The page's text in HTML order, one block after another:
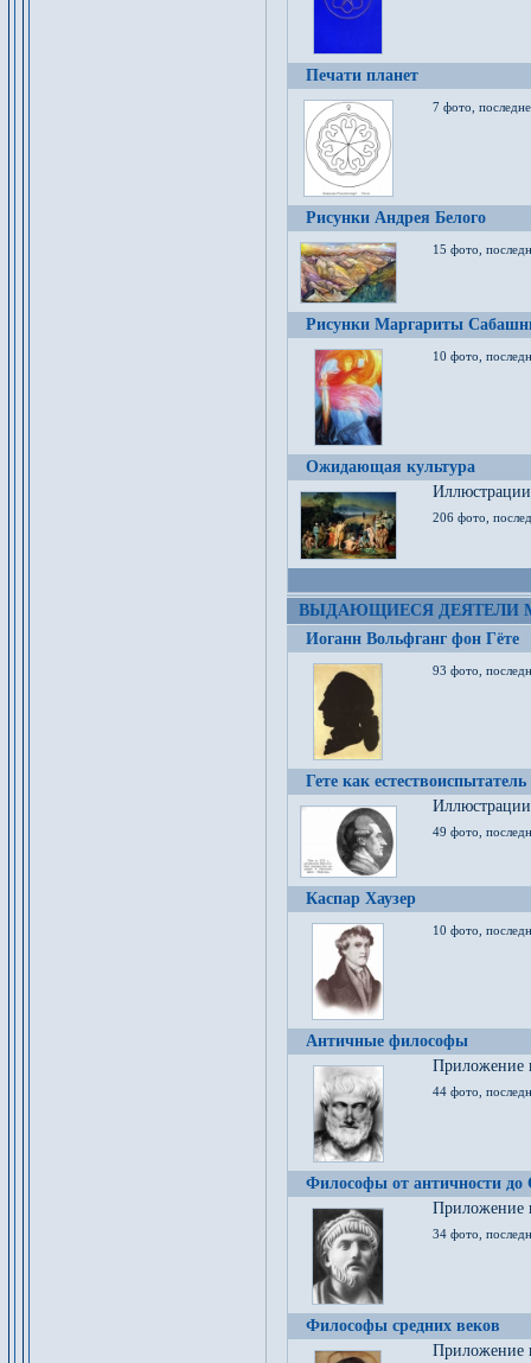
Печати планет
7 фото,
Рисунки Андрея Белого
15 фото,
Рисунки Маргариты
10 фото,
Ожидающая культура
206 фото,
ВЫДАЮЩИЕСЯ ДЕЯТЕЛИ
Иоганн Вольфганг фон Гёте
93 фото,
Гете как естествоиспытатель
49 фото,
Каспар Хаузер
10 фото,
Античные философы
Приложение
44 фото,
Философы от античности до
Приложение
34 фото,
Философы средних веков
Приложение